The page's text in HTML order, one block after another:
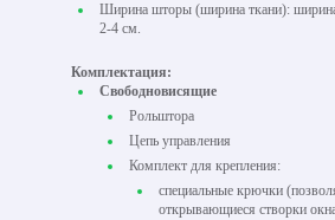
Ширина шторы (ширина ткани): ширина
2-4 см.
Комплектация:
Свободновисящие
Рольштора
Цепь управления
Комплект для крепления:
специальные крючки
открывающиеся створки